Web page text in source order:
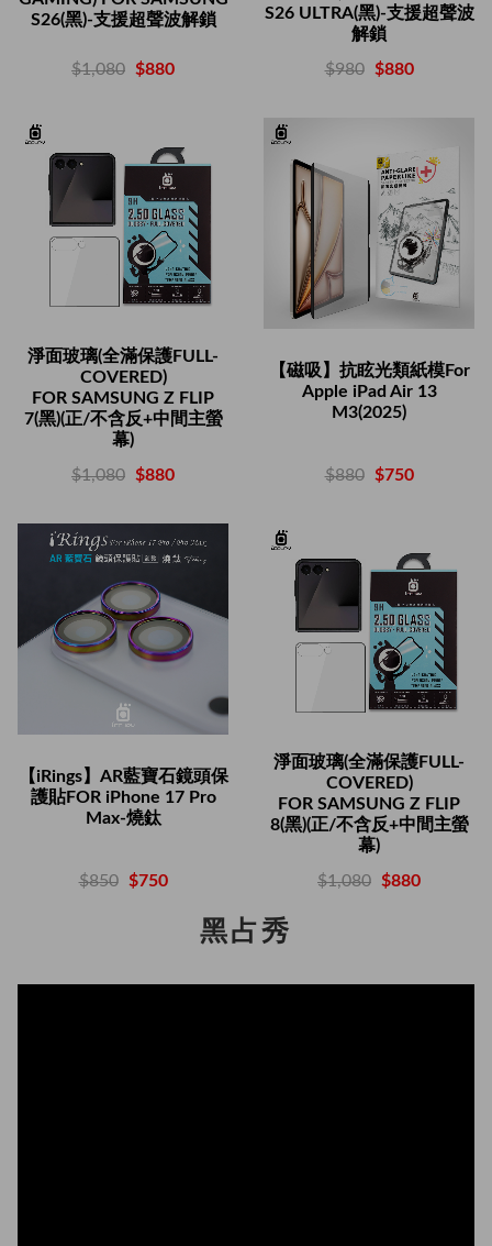
S26(黑)-支援超聲波解鎖
$1,080 $880
S26 ULTRA(黑)-支援超聲波
解鎖
$980 $880
淨面玻璃(全滿保護FULL-
COVERED)
FOR SAMSUNG Z FLIP
7(黑)(正/不含反+中間主螢
幕)
$1,080 $880
【磁吸】抗眩光類紙模For
Apple iPad Air 13
M3(2025)
$880 $750
【iRings】AR藍寶石鏡頭保
護貼FOR iPhone 17 Pro
Max-燒鈦
$850 $750
淨面玻璃(全滿保護FULL-
COVERED)
FOR SAMSUNG Z FLIP
8(黑)(正/不含反+中間主螢
幕)
$1,080 $880
黑占秀